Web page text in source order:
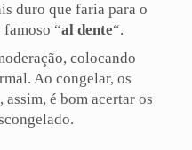
duro que faria para o
famoso “al dente“.
colocando
Ao congelar, os
assim, é bom acertar os